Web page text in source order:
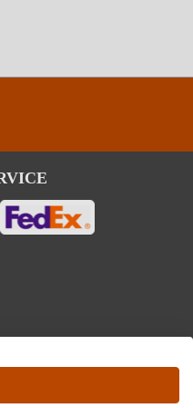
1.8 g